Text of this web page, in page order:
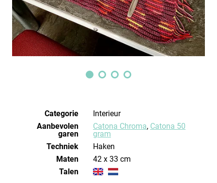
Categorie
Interieur
Aanbevolen
garen
Catona Chroma, Catona 50
gram
Techniek
haken
Maten
42 x 33 cm
Talen